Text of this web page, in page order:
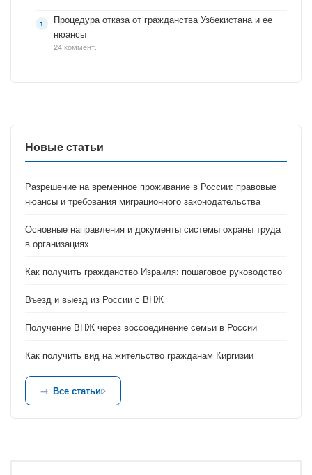
Процедура отказа от гражданства Узбекистана и ее
нюансы
24 коммент.
Новые статьи
Разрешение на временное проживание в России: правовые
нюансы и требования миграционного законодательства
Основные направления и документы системы охраны труда
в организациях
Как получить гражданство Израиля: пошаговое руководство
Въезд и выезд из России с ВНЖ
Получение ВНЖ через воссоединение семьи в России
Как получить вид на жительство гражданам Киргизии
Все статьи